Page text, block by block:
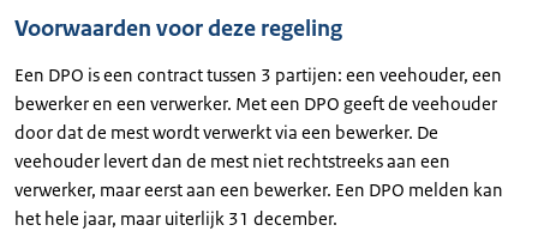
Voorwaarden voor deze regeling
Een DPO is een contract tussen 3 partijen: een veehouder, een
bewerker en een verwerker. Met een DPO geeft de veehouder
door dat de mest wordt verwerkt via een bewerker. De
veehouder levert dan de mest niet rechtstreeks aan een
verwerker, maar eerst aan een bewerker. Een DPO melden kan
het hele jaar, maar uiterlijk 31 december.